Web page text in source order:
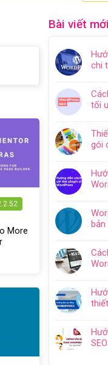
More
Bài viết mới
chi
bình
luận
dẫn
tạo
với
tiết
5
tối
bình
luận
SEO
dẫn
ưu
từ
A
Z
cho
gói
bình
luận
kế
gói
bình
luận
Dẫn
Đặt
Chi
Tiết
Từ
bản
bình
luận
Kiến
thức
bình
luận
làm
bình
luận